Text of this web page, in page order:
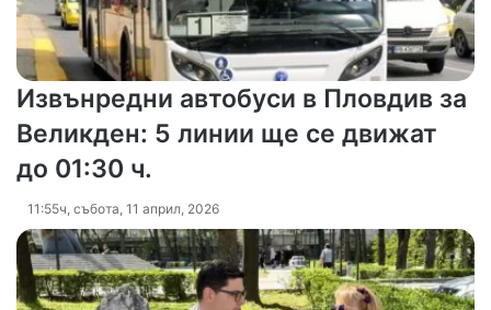
Извънредни автобуси в Пловдив за
Великден: 5 линии ще се движат
до 01:30 ч.
11:55ч, събота, 11 април, 2026